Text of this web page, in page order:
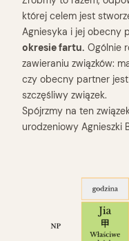
której celem jest
Agniesyka i jej obecny
okresie fartu. Ogólnie
zawieraniu związków:
czy obecny partner
szczęśliwy związek.
Spójrzmy na ten
urodzeniowy Agnieszki